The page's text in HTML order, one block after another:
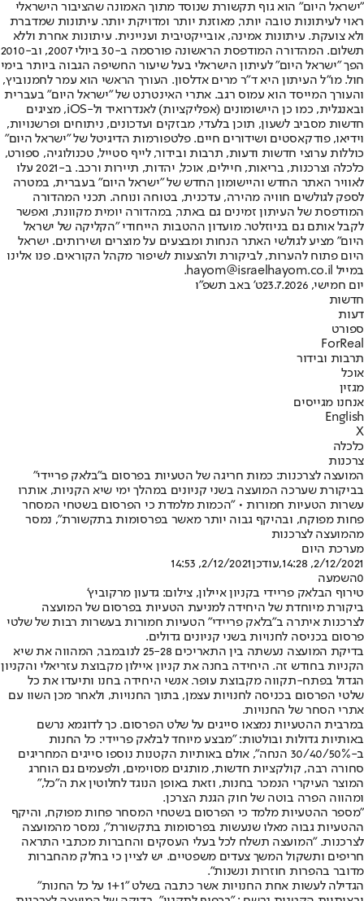
"ישראל היום" הוא גוף תקשורת שנוסד מתוך האמונה שהציבור הישראלי
ראוי לעיתונות טובה יותר, מאוזנת יותר ומדויקת יותר. עיתונות שמדברת
ולא צועקת. עיתונות אמינה, אובייקטיבית ועניינית. עיתונות אחרת וללא
תשלום. המהדורה המודפסת הראשונה פורסמה ב-30 ביולי 2007, וב-2010
הפך "ישראל היום" לעיתון הישראלי בעל שיעור החשיפה הגבוה ביותר בימי
חול. מו"ל העיתון היא ד"ר מרים אדלסון. העורך הראשי הוא עמר לחמנוביץ,
והעורך המייסד הוא עמוס רגב. אתרי האינטרנט של "ישראל היום" בעברית
ובאנגלית, כמו כן היישומונים (אפליקציות) לאנדרואיד ול-iOS, מציגים
חדשות מסביב לשעון, תוכן בלעדי, מבזקים ועדכונים, ניתוחים ופרשנויות,
וידיאו, פודקאסטים ושידורים חיים. פלטפורמות הדיגיטל של "ישראל היום"
כוללות ערוצי חדשות ודעות, תרבות ובידור, לייף סטייל, טכנולוגיה, ספורט,
כלכלה וצרכנות, בריאות, חיילים, אוכל, יהדות, תיירות ורכב. ב-2021 עלו
לאוויר האתר החדש והיישומון החדש של "ישראל היום" בעברית, במטרה
לספק לגולשים חוויה מהירה, עדכנית, בטוחה ונוחה. תכני המהדורה
המודפסת של העיתון זמינים גם באתר, במהדורה יומית מקוונת, ואפשר
לקבל אותם גם בניוזלטר. מועדון ההטבות הייחודי "הקליקה של ישראל
היום" מציע לגולשי האתר הנחות ומבצעים על מוצרים ושירותים. ישראל
היום פתוח להערות, לביקורת ולהצעות לשיפור מקהל הקוראים. פנו אלינו
במייל hayom@israelhayom.co.il.
יום חמישי, 23.7.2026
ט' באב תשפ"ו
חדשות
דעות
ספורט
ForReal
תרבות ובידור
אוכל
מגזין
אנחנו מגייסים
English
X
כלכלה
צרכנות
המועצה לצרכנות: כמות חריגה של הטעיות בפרסום ב"בלאק פריידי"
בביקורת שערכה המועצה בשני קניונים במהלך ימי שיא הקניות, אותרו
עשרות הטעיות חמורות • "הכמות מלמדת כי הפרסום בשטחי המסחר
פחות מפוקח, ובהיקף גבוה יותר מאשר בפרסומות בתקשורת", נמסר
מהמועצה לצרכנות
מערכת היום
2/12/2021, 14:28
,עודכן2/12/2021, 14:53
0השמעה
טירוף הבלאק פריידי בקניון איילון, צילום: גדעון מרקוביץ'
ביקורת מיוחדת של היחידה למניעת הטעיות בפרסום של המועצה
לצרכנות איתרה ב"בלאק פריידי" הטעיות חמורות בעשרות רבות של שלטי
פרסום בכניסה לחנויות בשני קניונים גדולים.
בדיקת המועצה נעשתה בין התאריכים 25-28 לנובמבר, המהווה את שיא
הקניות בחודש זה. היחידה בחנה את קניון איילון מקבוצת עזריאלי והקניון
הגדול בפתח-תקווה מקבוצת עופר. אנשי היחידה בחנו ותיעדו את כל
שלטי הפרסום בכניסה לחנויות עצמן, בתוך החנויות, ולאחר מכן השוו עם
אתרי הסחר של החנויות.
במרבית ההטעיות נמצאו סייגים על שלט הפרסום. כך לדוגמא נרשם
באותיות גדולות ובולטות: "מבצע מיוחד לבלאק פריידי: כל החנות
ב-30/40/50% הנחה", אולם באותיות הקטנות נוספו סייגים המחריגים
סחורה רבה, קולקציות חדשות, מותגים מסוימים, ולפעמים גם הוחרג
המוצר העיקרי הנמכר בחנות, וזאת באופן הנוגד לחלוטין את ה"כל,"
ומהווה הפרה בוטה של חוק הגנת הצרכן.
"מספר ההטעיות מלמד כי הפרסום בשטחי המסחר פחות מפוקח, והיקף
ההטעיות גבוה מאלו שנעשות בפרסומות בתקשורת", נמסר מהמועצה
לצרכנות. "המועצה תשלח לכל בעלי העסקים והחברות מכתבי התראה
חריפים ותשקול המשך צעדים משפטיים. יש לציין כי בחלק מהחברות
מדובר בהפרות חוזרות ונשנות".
הגדילה לעשות אחת החנויות אשר כתבה בשלט "1+1 על כל החנות"